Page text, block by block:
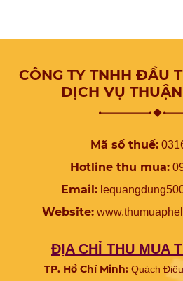
CÔNG TY TNHH ĐẦU
DỊCH VỤ
Mã số thuế:
Hotline thu mua:
Email:
Website: www.
ĐỊA CHỈ THU MUA
TP. Hồ Chí Minh:Quách